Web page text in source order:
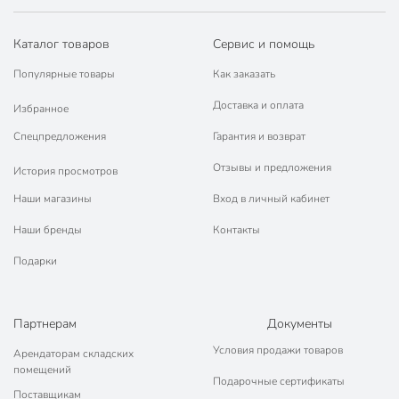
Высота от земли: 55 см.
Без лестницы в комплектации.
Вы можете приобрести «Батут 244х244х205 см, с защитной
сеткой 150 см, 100 кг, FJ-8FT-2» и другие товары в нашем
бесплатным самовывозом.
Техническая информация
Высота, см
Максимальная нагрузка, кг
Каталог товаров
Популярные товары
Избранное
Спецпредложения
История просмотров
Наши магазины
Наши бренды
Подарки
Сервис и помощь
Как заказать
Доставка и оплата
Гарантия и возврат
Отзывы и предложения
Вход в личный кабинет
Контакты
Партнерам
Арендаторам складских
помещений
Поставщикам
Документы
Условия продажи товаров
Подарочные сертификаты